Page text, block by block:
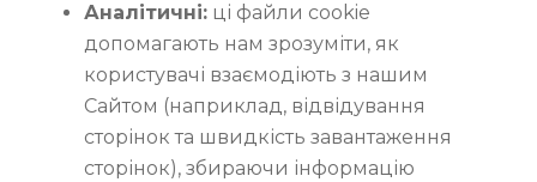
Аналітичні: ці файли cookie
допомагають нам зрозуміти, як
користувачі взаємодіють з нашим
Сайтом (наприклад, відвідування
сторінок та швидкість завантаження
сторінок), збираючи інформацію